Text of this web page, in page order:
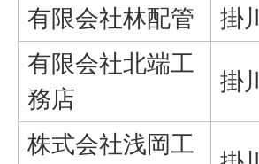
有限会社林配管
掛
有限会社北端工
務店
掛
株式会社浅岡工